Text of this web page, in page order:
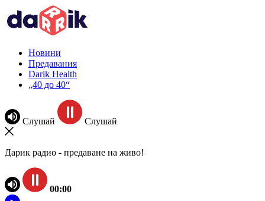
Новини
Предавания
Darik Health
„40 до 40“
Слушай Слушай
Дарик радио - предаване на живо!
00:00